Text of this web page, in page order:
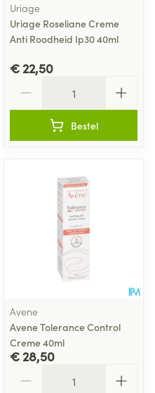
Uriage
Uriage Roseliane Creme
Anti Roodheid Ip30 40ml
€ 22,50
Bestel
Avene
Avene Tolerance Control
Creme 40ml
€ 28,50